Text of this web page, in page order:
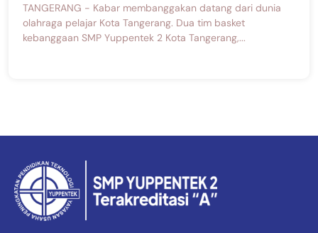
TANGERANG - Kabar membanggakan datang dari dunia
olahraga pelajar Kota Tangerang. Dua tim basket
kebanggaan SMP Yuppentek 2 Kota Tangerang,...